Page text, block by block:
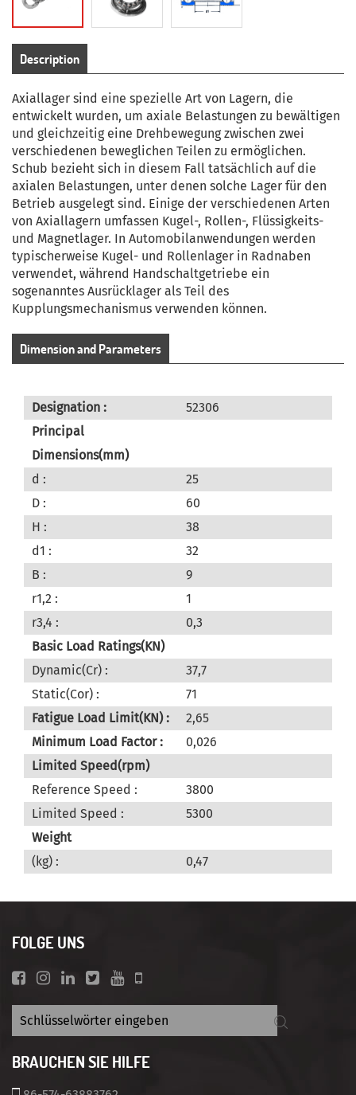
Description
Axiallager sind eine spezielle Art von Lagern, die
entwickelt wurden, um axiale Belastungen zu bewältigen
und gleichzeitig eine Drehbewegung zwischen zwei
verschiedenen beweglichen Teilen zu ermöglichen.
Schub bezieht sich in diesem Fall tatsächlich auf die
axialen Belastungen, unter denen solche Lager für den
Betrieb ausgelegt sind. Einige der verschiedenen Arten
von Axiallagern umfassen Kugel-, Rollen-, Flüssigkeits-
und Magnetlager. In Automobilanwendungen werden
typischerweise Kugel- und Rollenlager in Radnaben
verwendet, während Handschaltgetriebe ein
sogenanntes Ausrücklager als Teil des
Kupplungsmechanismus verwenden können.
Dimension and Parameters
Designation :
52306
Principal
Dimensions(mm)
d :
25
D :
60
H :
38
d1 :
32
B :
9
r1,2 :
1
r3,4 :
0,3
Basic Load Ratings(KN)
Dynamic(Cr) :
37,7
Static(Cor) :
71
Fatigue Load Limit(KN) :
2,65
Minimum Load Factor :
0,026
Limited Speed(rpm)
Reference Speed :
3800
Limited Speed :
5300
Weight
(kg) :
0,47
FOLGE UNS
BRAUCHEN SIE HILFE